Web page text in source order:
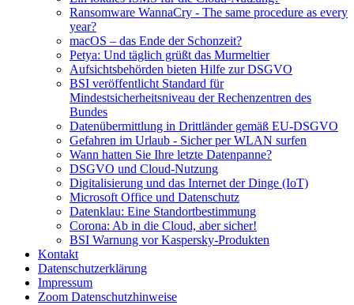
Ransomware WannaCry - The same procedure as every
year?
macOS – das Ende der Schonzeit?
Petya: Und täglich grüßt das Murmeltier
Aufsichtsbehörden bieten Hilfe zur DSGVO
BSI veröffentlicht Standard für
Mindestsicherheitsniveau der Rechenzentren des
Bundes
Datenübermittlung in Drittländer gemäß EU-DSGVO
Gefahren im Urlaub - Sicher per WLAN surfen
Wann hatten Sie Ihre letzte Datenpanne?
DSGVO und Cloud-Nutzung
Digitalisierung und das Internet der Dinge (IoT)
Microsoft Office und Datenschutz
Datenklau: Eine Standortbestimmung
Corona: Ab in die Cloud, aber sicher!
BSI Warnung vor Kaspersky-Produkten
Kontakt
Datenschutzerklärung
Impressum
Zoom Datenschutzhinweise